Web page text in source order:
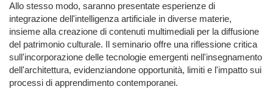
Allo stesso modo, saranno presentate esperienze di
integrazione dell'intelligenza artificiale in diverse materie,
insieme alla creazione di contenuti multimediali per la diffusione
del patrimonio culturale. Il seminario offre una riflessione critica
sull'incorporazione delle tecnologie emergenti nell'insegnamento
dell'architettura, evidenziandone opportunità, limiti e l'impatto sui
processi di apprendimento contemporanei.